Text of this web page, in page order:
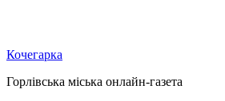
Кочегарка
Горлівська міська онлайн-газета